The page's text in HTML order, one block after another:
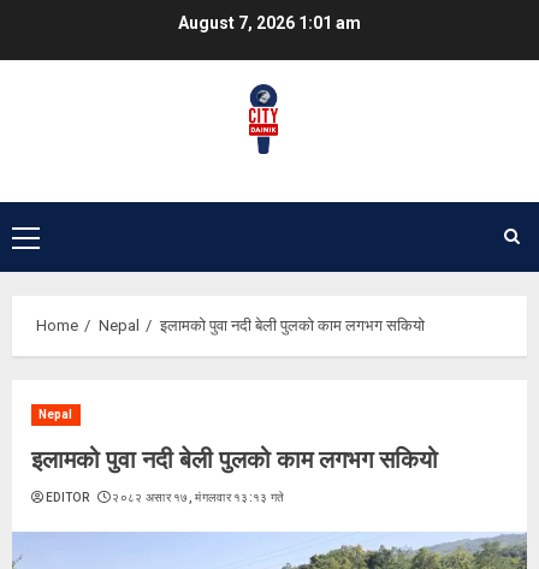
August 7, 2026 1:01 am
Primary
Menu
Home Nepal इलामको पुवा नदी बेली पुलको काम लगभग सकियो
Nepal
इलामको पुवा नदी बेली पुलको काम लगभग सकियो
EDITOR २०८२ असार १७, मंगलवार १३:१३ गते